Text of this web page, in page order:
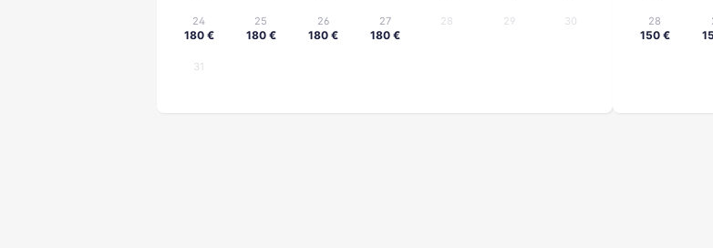
24
180 €
25
180 €
26
180 €
27
180 €
28 29 30
31
28
150 €